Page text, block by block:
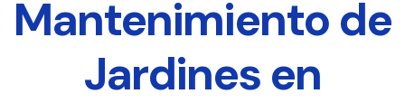
Mantenimiento de
Jardines en